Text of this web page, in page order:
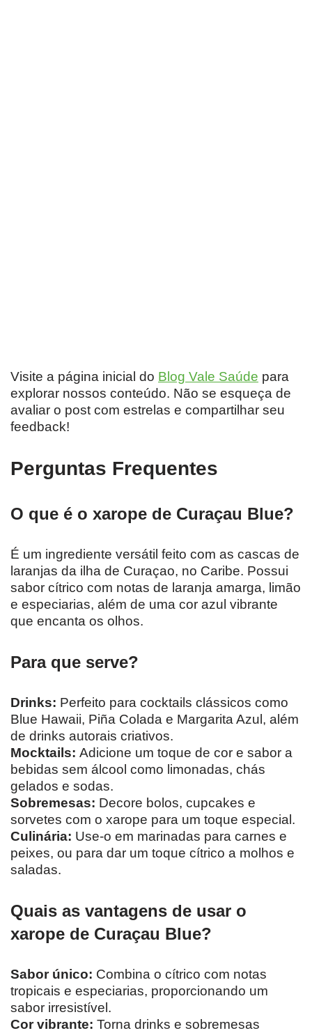
Visite a página inicial do Blog Vale Saúde para
explorar nossos conteúdo. Não se esqueça de
avaliar o post com estrelas e compartilhar seu
feedback!
Perguntas Frequentes
O que é o xarope de Curaçau Blue?
É um ingrediente versátil feito com as cascas de
laranjas da ilha de Curaçao, no Caribe. Possui
sabor cítrico com notas de laranja amarga, limão
e especiarias, além de uma cor azul vibrante
que encanta os olhos.
Para que serve?
Drinks: Perfeito para cocktails clássicos como
Blue Hawaii, Piña Colada e Margarita Azul, além
de drinks autorais criativos.
Mocktails: Adicione um toque de cor e sabor a
bebidas sem álcool como limonadas, chás
gelados e sodas.
Sobremesas: Decore bolos, cupcakes e
sorvetes com o xarope para um toque especial.
Culinária: Use-o em marinadas para carnes e
peixes, ou para dar um toque cítrico a molhos e
saladas.
Quais as vantagens de usar o
xarope de Curaçau Blue?
Sabor único: Combina o cítrico com notas
tropicais e especiarias, proporcionando um
sabor irresistível.
Cor vibrante: Torna drinks e sobremesas